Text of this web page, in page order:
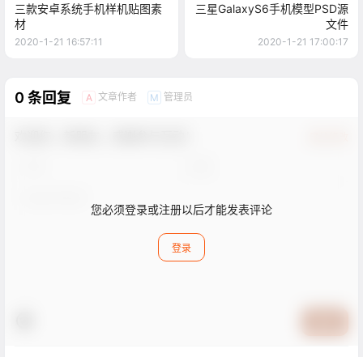
三款安卓系统手机样机贴图素
材
2020-1-21 16:57:11
三星GalaxyS6手机模型PSD源
文件
2020-1-21 17:00:17
0 条回复 A 文章作者 M 管理员
您必须登录或注册以后才能发表评论
登录